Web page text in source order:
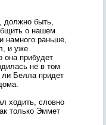
должно быть,
о нашем
намного раньше,
и уже
она прибудет
не в том
ли Белла придет
ходить, словно
только Эммет